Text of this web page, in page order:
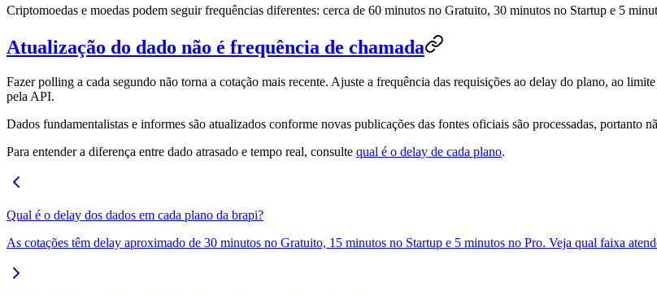
Criptomoedas e moedas podem seguir frequências diferentes: cerca de 60 minutos no Gratuito, 30 minutos no Startup e 5
Atualização do dado não é frequência de chamada
Fazer polling a cada segundo não torna a cotação mais recente. Ajuste a frequência das requisições ao delay do plano, ao
pela API.
Dados fundamentalistas e informes são atualizados conforme novas publicações das fontes oficiais são processadas, portanto
Para entender a diferença entre dado atrasado e tempo real, consulte qual é o delay de cada plano.
Qual é o delay dos dados em cada plano da brapi?
As cotações têm delay aproximado de 30 minutos no Gratuito, 15 minutos no Startup e 5 minutos no Pro. Veja qual faixa